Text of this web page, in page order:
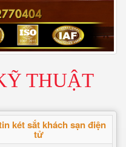
THUẬT
két sắt khách sạn điện
tử